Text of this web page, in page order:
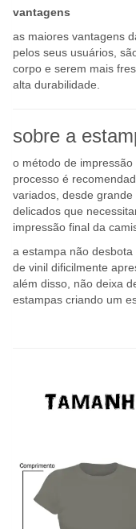
vantagens
as maiores vantagens
pelos seus usuários,
corpo e serem mais
alta durabilidade.
sobre a
o método de
processo é
variados, desde
delicados que
impressão final da
a estampa não
de vinil dificilmente
além disso, não deixa
estampas criando um